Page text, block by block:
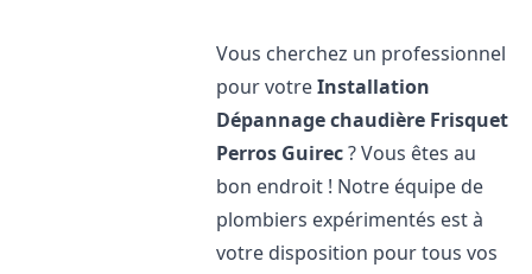
Vous cherchez un professionnel
pour votreInstallation
Dépannage chaudière Frisquet
Perros Guirec? Vous êtes au
bon endroit ! Notre équipe de
plombiers expérimentés est à
votre disposition pour tous vos